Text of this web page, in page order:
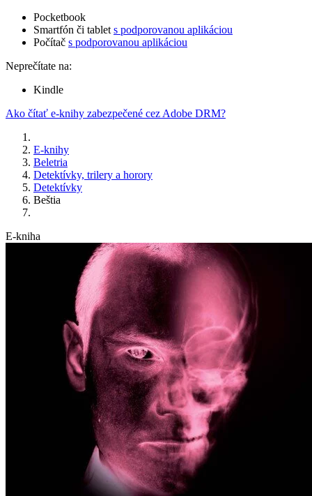
Pocketbook
Smartfón či tablet s podporovanou aplikáciou
Počítač s podporovanou aplikáciou
Neprečítate na:
Kindle
Ako čítať e-knihy zabezpečené cez Adobe DRM?
E-knihy
Beletria
Detektívky, trilery a horory
Detektívky
Beštia
E-kniha